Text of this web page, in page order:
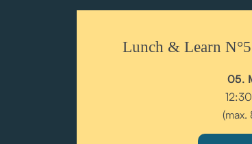
Lunch & Learn
05.
(max.